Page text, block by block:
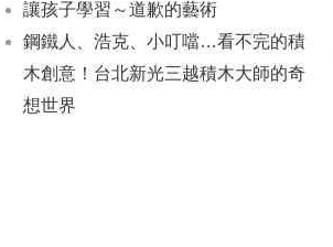
讓孩子學習～道歉的藝術
鋼鐵人、浩克、小叮噹…看不完的積
木創意！台北新光三越積木大師的奇
想世界